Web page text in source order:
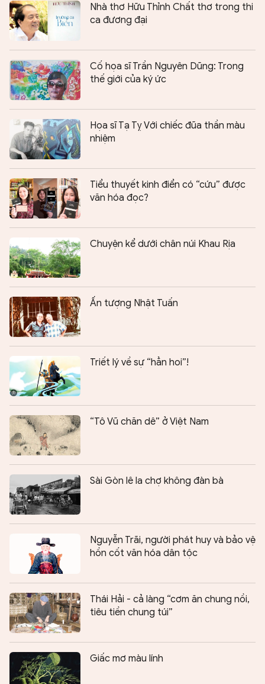
Nhà thơ Hữu Thỉnh Chất thơ trong thi
ca đương đại
Cố họa sĩ Trần Nguyên Dũng: Trong
thế giới của ký ức
Họa sĩ Tạ Tỵ Với chiếc đũa thần màu
nhiệm
Tiểu thuyết kinh điển có “cứu” được
văn hóa đọc?
Chuyện kể dưới chân núi Khau Rịa
Ấn tượng Nhật Tuấn
Triết lý về sự “hẳn hoi”!
“Tô Vũ chăn dê” ở Việt Nam
Sài Gòn lê la chợ không đàn bà
Nguyễn Trãi, người phát huy và bảo vệ
hồn cốt văn hóa dân tộc
Thái Hải - cả làng “cơm ăn chung nồi,
tiêu tiền chung túi”
Giấc mơ màu lính